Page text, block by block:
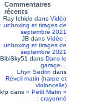
Commentaires
récents
Ray Ichido dans Vidéo
: unboxing et tirages de
septembre 2021
JB dans Vidéo :
unboxing et tirages de
septembre 2021
BibiSky51 dans Dans le
garage…
Lhyn Sedrin dans
Réveil matin (harpe et
violoncelle)
kfp dans « Petit Matin »
: crayonné